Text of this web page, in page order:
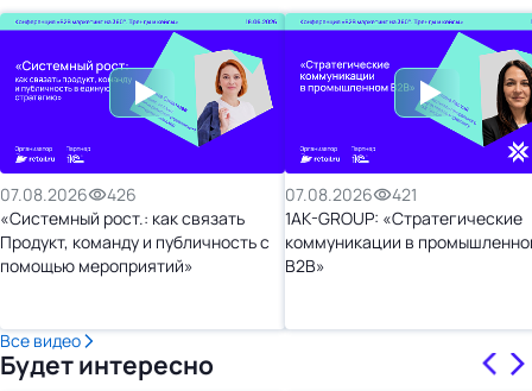
07.08.2026
426
«Системный рост.: как связать
Продукт, команду и публичность с
помощью мероприятий»
07.08.2026
421
1AK-GROUP: «Стратегические
коммуникации в
B2B»
Все видео
Будет интересно